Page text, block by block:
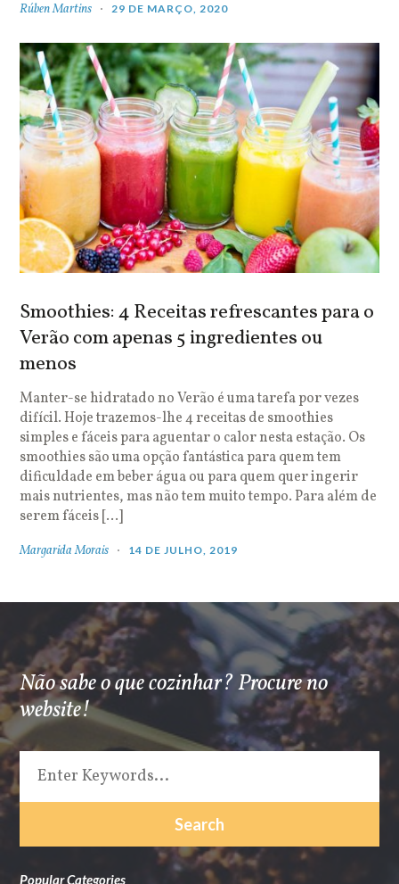
Rúben Martins 29 DE MARÇO, 2020
Smoothies: 4 Receitas refrescantes para o
Verão com apenas 5 ingredientes ou
menos
Manter-se hidratado no Verão é uma tarefa por vezes
difícil. Hoje trazemos-lhe 4 receitas de smoothies
simples e fáceis para aguentar o calor nesta estação. Os
smoothies são uma opção fantástica para quem tem
dificuldade em beber água ou para quem quer ingerir
mais nutrientes, mas não tem muito tempo. Para além de
serem fáceis […]
Margarida Morais 14 DE JULHO, 2019
Não sabe o que cozinhar? Procure no
website!
Popular Categories